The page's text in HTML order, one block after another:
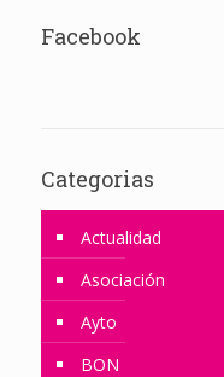
Facebook
Categorias
Actualidad
Asociación
Ayto
BON